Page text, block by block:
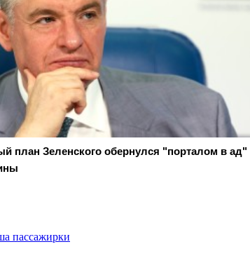
план Зеленского обернулся "порталом в ад"
пассажирки